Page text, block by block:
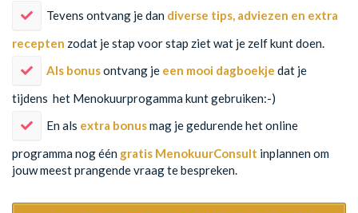
​Tevens ontvang je dan diverse tips, adviezen en extra
recepten zodat je stap voor stap ziet wat je zelf kunt doen.
Als bonusontvang je een mooi dagboekje dat je
tijdens het Menokuurprogamma kunt gebruiken:-)
​En als extra bonusmag je gedurende het online
programma nog één gratis MenokuurConsult inplannen om
jouw meest prangende vraag te bespreken.